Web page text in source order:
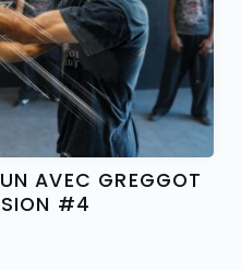
AVEC GREGGOT
#4